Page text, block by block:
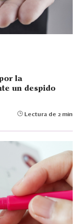
la
un despido
Lectura de 2 min